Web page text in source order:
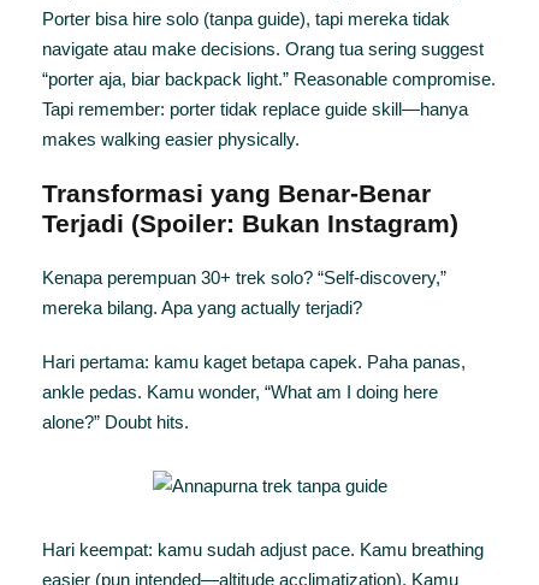
Porter bisa hire solo (tanpa guide), tapi mereka tidak
navigate atau make decisions. Orang tua sering suggest
“porter aja, biar backpack light.” Reasonable compromise.
Tapi remember: porter tidak replace guide skill—hanya
makes walking easier physically.
Transformasi yang Benar-Benar
Terjadi (Spoiler: Bukan Instagram)
Kenapa perempuan 30+ trek solo? “Self-discovery,”
mereka bilang. Apa yang actually terjadi?
Hari pertama: kamu kaget betapa capek. Paha panas,
ankle pedas. Kamu wonder, “What am I doing here
alone?” Doubt hits.
Hari keempat: kamu sudah adjust pace. Kamu breathing
easier (pun intended—altitude acclimatization). Kamu